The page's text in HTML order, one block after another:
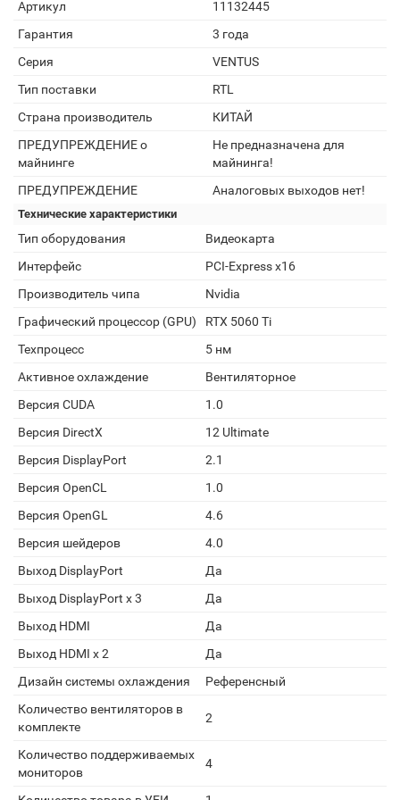
Артикул
11132445
Гарантия
3 года
Серия
VENTUS
Тип поставки
RTL
Страна производитель
КИТАЙ
ПРЕДУПРЕЖДЕНИЕ о
майнинге
Не предназначена для
майнинга!
ПРЕДУПРЕЖДЕНИЕ
Аналоговых выходов нет!
Технические характеристики
Тип оборудования
Видеокарта
Интерфейс
PCI-Express x16
Производитель чипа
Nvidia
Графический процессор (GPU)
RTX 5060 Ti
Техпроцесс
5 нм
Активное охлаждение
Вентиляторное
Версия CUDA
1.0
Версия DirectX
12 Ultimate
Версия DisplayPort
2.1
Версия OpenCL
1.0
Версия OpenGL
4.6
Версия шейдеров
4.0
Выход DisplayPort
Да
Выход DisplayPort x 3
Да
Выход HDMI
Да
Выход HDMI x 2
Да
Дизайн системы охлаждения
Референсный
Количество вентиляторов в
комплекте
2
Количество поддерживаемых
мониторов
4